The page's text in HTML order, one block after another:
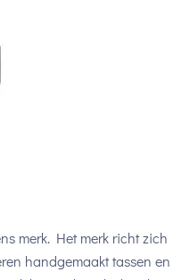
merk. Het merk richt zich
handgemaakt tassen en